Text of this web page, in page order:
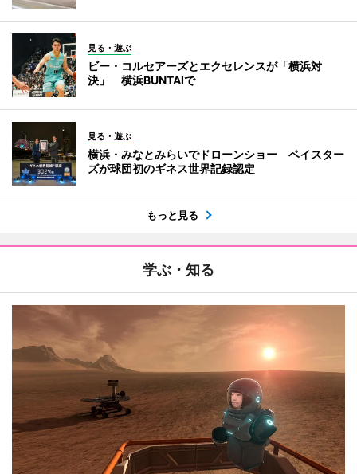
見る・遊ぶ
ビー・コルセアーズとエクセレンスが「横浜対
決」 横浜BUNTAIで
見る・遊ぶ
横浜・みなとみらいでドローンショー ベイスター
ズが球団初のギネス世界記録認定
もっと見る
学ぶ・知る